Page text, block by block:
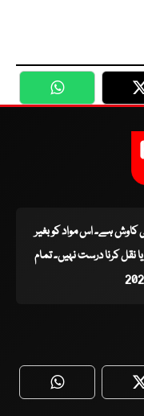
WhatsApp
کی کاوش ہے۔ اس مواد کو بغیر
کرنا درست نہیں۔ تمام
WhatsApp